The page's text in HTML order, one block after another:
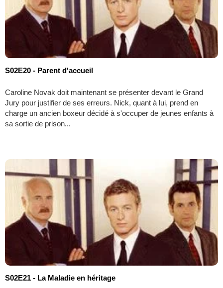
S02E20 - Parent d'accueil
Caroline Novak doit maintenant se présenter devant le Grand
Jury pour justifier de ses erreurs. Nick, quant à lui, prend en
charge un ancien boxeur décidé à s'occuper de jeunes enfants à
sa sortie de prison...
S02E21 - La Maladie en héritage